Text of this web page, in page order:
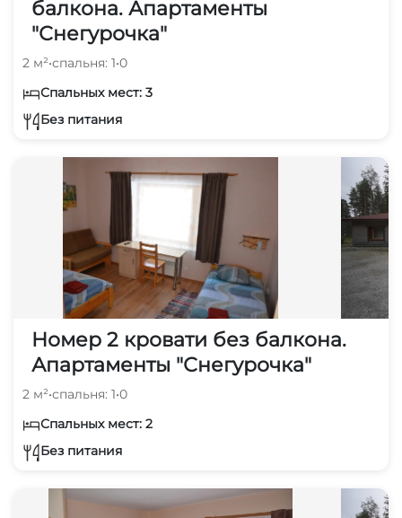
балкона. Апартаменты
"Снегурочка"
2 м²•спальня: 1•0
Спальных мест: 3
Без питания
Номер 2 кровати без балкона.
Апартаменты "Снегурочка"
2 м²•спальня: 1•0
Спальных мест: 2
Без питания